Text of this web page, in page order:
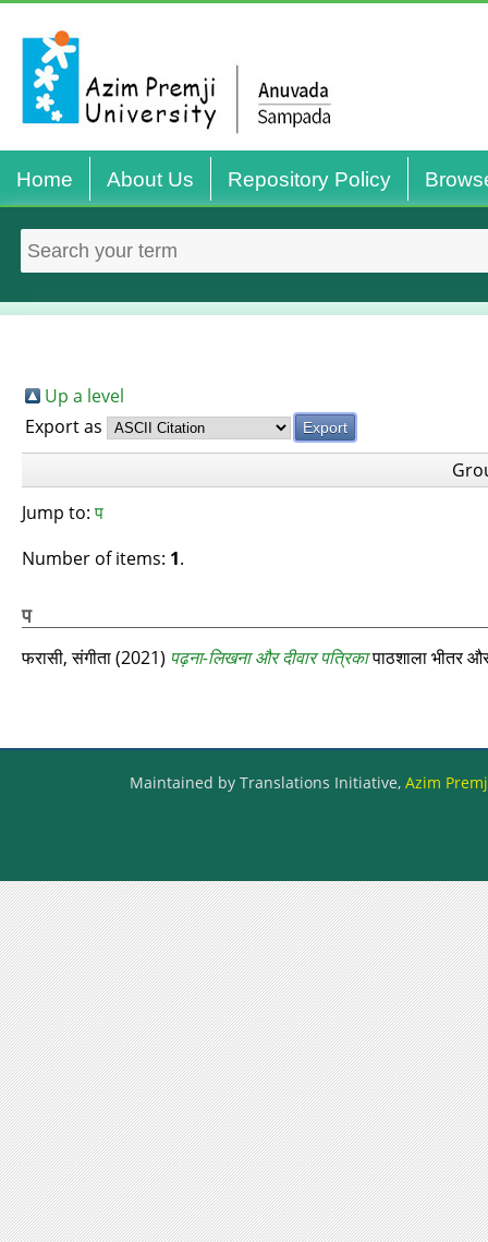
Home About Us Repository Policy
Up a level
Export as
Jump to:प
Number of items: 1.
प
फरासी, संगीता(2021) पढ़ना-लिखना और दीवार पत्रिकापाठशाला भीतर
Maintained by Translations Initiative, Azim